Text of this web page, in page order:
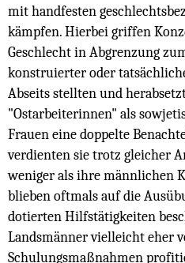
mit handfesten
kämpfen. Hierbei griffen
Geschlecht in Abgrenzung
konstruierter oder
Abseits stellten und
"Ostarbeiterinnen" als
Frauen eine doppelte
verdienten sie trotz gleicher
weniger als ihre männlichen
blieben oftmals auf die
dotierten Hilfstätigkeiten
Landsmänner vielleicht eher
Schulungsmaßnahmen